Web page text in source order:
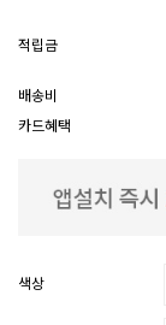
적립금
배송비
카드혜택
색상